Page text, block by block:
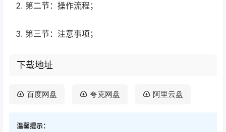
第二节：操作流程；
第三节：注意事项；
下载地址
百度网盘 夸克网盘 阿里云盘
温馨提示：